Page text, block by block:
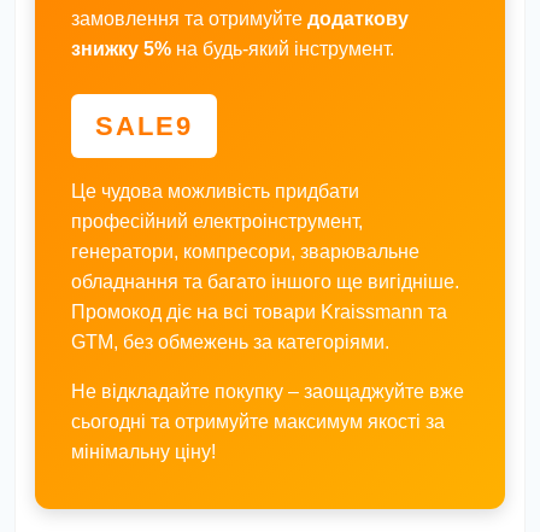
замовлення та отримуйте додаткову
знижку 5% на будь-який інструмент.
SALE9
Це чудова можливість придбати
професійний електроінструмент,
генератори, компресори, зварювальне
обладнання та багато іншого ще вигідніше.
Промокод діє на всі товари Kraissmann та
GTM, без обмежень за категоріями.
Не відкладайте покупку – заощаджуйте вже
сьогодні та отримуйте максимум якості за
мінімальну ціну!